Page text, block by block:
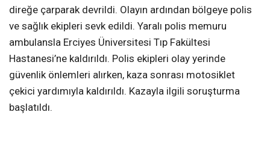
direğe çarparak devrildi. Olayın ardından bölgeye polis
ve sağlık ekipleri sevk edildi. Yaralı polis memuru
ambulansla Erciyes Üniversitesi Tıp Fakültesi
Hastanesi’ne kaldırıldı. Polis ekipleri olay yerinde
güvenlik önlemleri alırken, kaza sonrası motosiklet
çekici yardımıyla kaldırıldı. Kazayla ilgili soruşturma
başlatıldı.